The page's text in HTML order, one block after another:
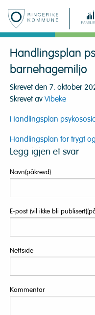
Handlingsplan
barnehagemiljo
Skrevet den 7. oktober
Skrevet av Vibeke
Handlingsplan
Innleggsnavigasjon
Handlingsplan for trygt
Legg igjen et svar
Navn(påkrevd)
E-post (vil ikke bli
Nettside
Kommentar